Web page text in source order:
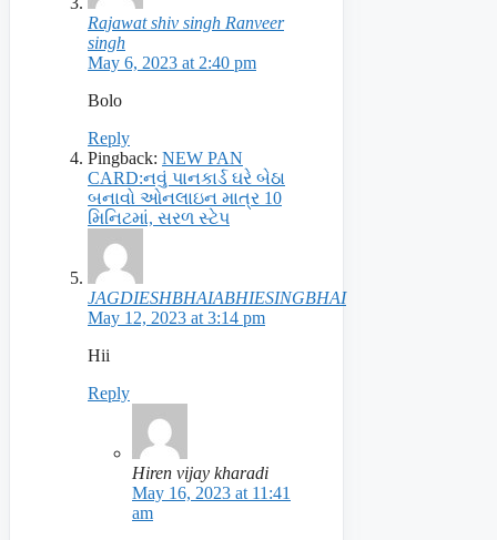
Rajawat shiv singh Ranveer
singh
May 6, 2023 at 2:40 pm
Bolo
Reply
Pingback: NEW PAN
CARD:નવું પાનકાર્ડ ઘરે બેઠા
બનાવો ઓનલાઇન માત્ર 10
મિનિટમાં, સરળ સ્ટેપ
JAGDIESHBHAIABHIESINGBHAI
May 12, 2023 at 3:14 pm
Hii
Reply
Hiren vijay kharadi
May 16, 2023 at 11:41
am